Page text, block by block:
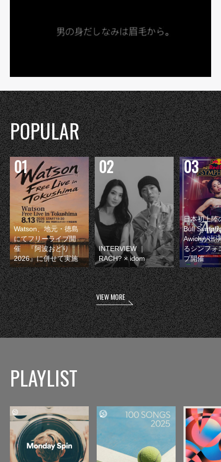
POPULAR
Watson、地元・徳島
にてフリーライブ開
催 『阿波おどり
2026』に併せて実施
INTERVIEW ｜
RACH? × idom
日本初上陸
Bull
Awichが出
るシンフォ
ブ開催
VIEW MORE
PLAYLIST